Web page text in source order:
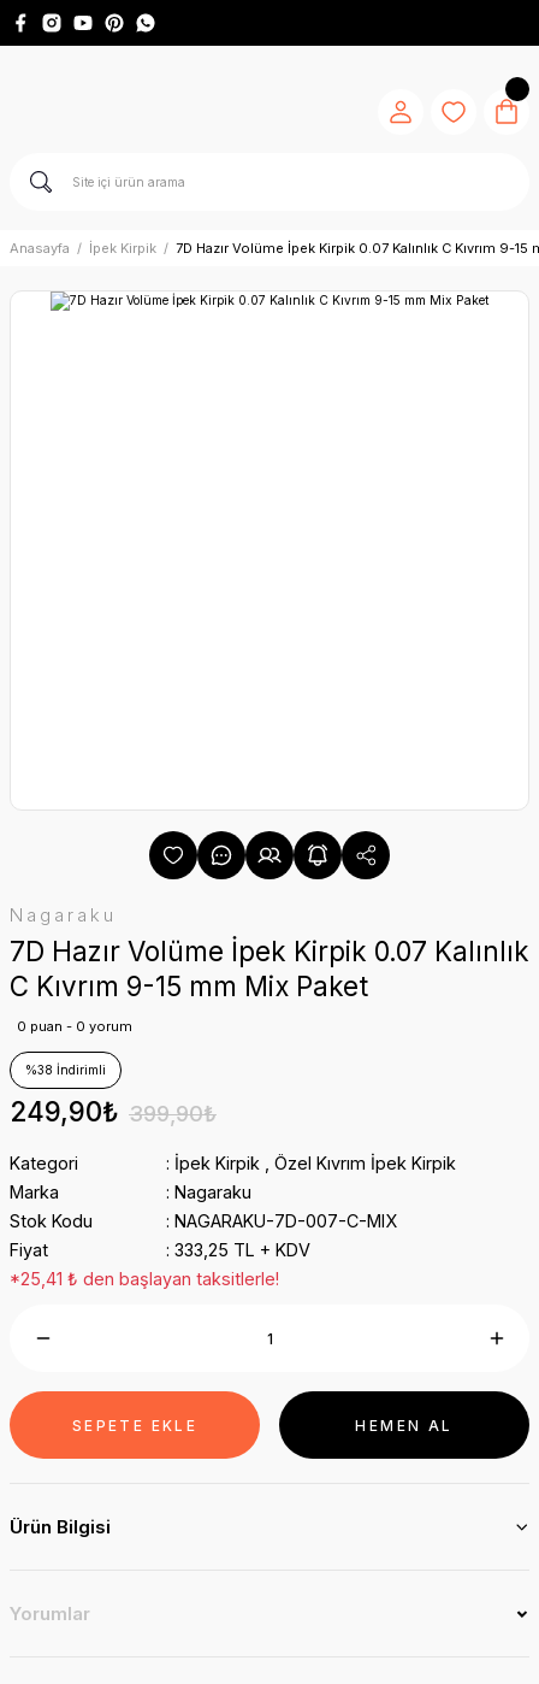
Anasayfa İpek Kirpik 7D Hazır Volüme İpek Kirpik 0.07 Kalınlık C Kıvrım 9-
Nagaraku
7D Hazır Volüme İpek Kirpik 0.07 Kalınlık
C Kıvrım 9-15 mm Mix Paket
0 puan - 0 yorum
%38 İndirimli
249,90₺ 399,90₺
Kategori İpek Kirpik
Özel Kıvrım İpek Kirpik
Marka
Nagaraku
Stok Kodu
NAGARAKU-7D-007-C-MIX
Fiyat
333,25 TL + KDV
*25,41 ₺ den başlayan taksitlerle!
SEPETE EKLE HEMEN AL
Ürün Bilgisi
Yorumlar